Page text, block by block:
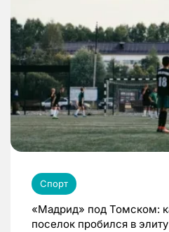
Спорт
«Мадрид» под Томском:
поселок пробился в